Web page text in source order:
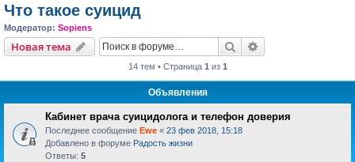
Что такое суицид
Модератор: Sopiens
Новая тема Поиск
14 тем • Страница 1 из 1
Объявления
Кабинет врача суицидолога и телефон доверия
Последнее сообщение Ewe « 23 фев 2018, 15:18
Добавлено в форуме Радость жизни
Ответы: 5